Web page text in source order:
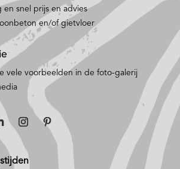
en snel prijs en advies
en/of gietvloer
vele voorbeelden in de foto-galerij